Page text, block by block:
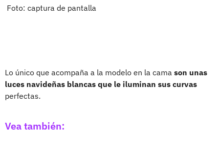
Foto: captura de pantalla
Lo único que acompaña a la modelo en la cama son unas
luces navideñas blancas que le iluminan sus curvas
perfectas.
Vea también: